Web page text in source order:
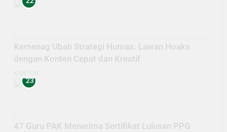
Kemenag Ubah Strategi Humas: Lawan Hoaks
dengan Konten Cepat dan Kreatif
KANTOR
23
47 Guru PAK Menerima Sertifikat Lulusan PPG